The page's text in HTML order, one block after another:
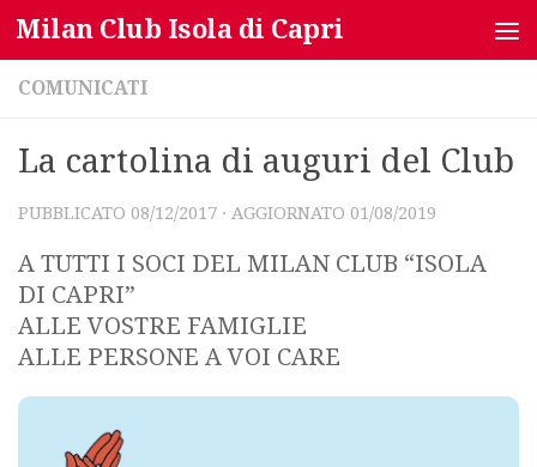
Salta al contenuto
Milan Club Isola di Capri
COMUNICATI
La cartolina di auguri del Club
PUBBLICATO 08/12/2017 · AGGIORNATO 01/08/2019
A TUTTI I SOCI DEL MILAN CLUB “ISOLA
DI CAPRI”
ALLE VOSTRE FAMIGLIE
ALLE PERSONE A VOI CARE